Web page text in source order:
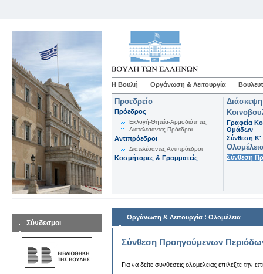
Η Βουλή Οργάνωση & Λειτουργία
Προεδρείο
Πρόεδρος
Εκλογή-Θητεία-Αρμοδιότητες
Διατελέσαντες Πρόεδροι
Αντιπρόεδροι
Διατελέσαντες Αντιπρόεδροι
Κοσμήτορες & Γραμματείς
Γραφεία
Ομάδων
Σύνθεση K'
Σύνθεση
Σύνδεσμοι
Οργάνωση & Λειτουργία : Ολομέλεια
Σύνθεση Προηγούμενων
Για να δείτε συνθέσεις ολομέλειας επιλέξτε την